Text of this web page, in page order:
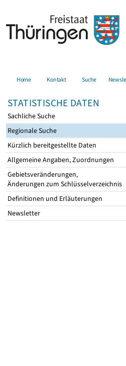
Home Kontakt Suche
STATISTISCHE DATEN
Sachliche Suche
Regionale Suche
Kürzlich bereitgestellte Daten
Allgemeine Angaben, Zuordnungen
Gebietsveränderungen,
Änderungen zum Schlüsselverzeichnis
Definitionen und Erläuterungen
Newsletter